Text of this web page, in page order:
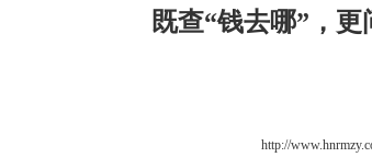
既查“钱去哪”，
http://